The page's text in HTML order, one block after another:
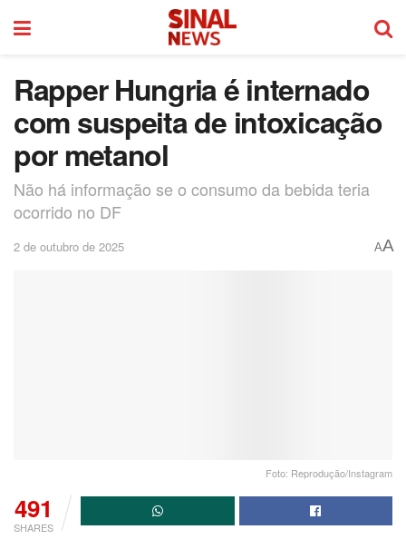
Rapper Hungria é internado
com suspeita de intoxicação
por metanol
Não há informação se o consumo da bebida teria
ocorrido no DF
2 de outubro de 2025 AA
Foto: Reprodução/Instagram
491
SHARES